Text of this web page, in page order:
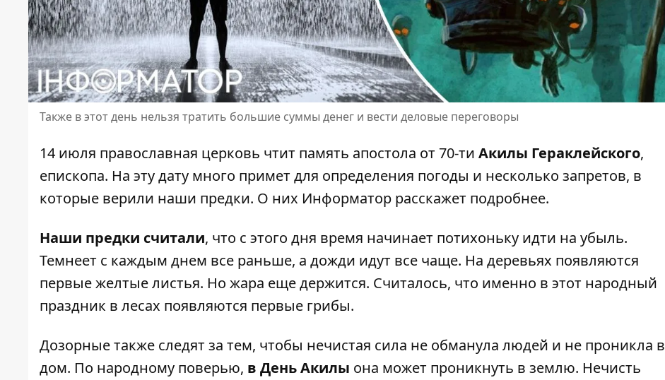
Также в этот день нельзя тратить большие суммы денег и вести деловые переговоры
14 июля православная церковь чтит память апостола от 70-ти Акилы Гераклейского,
епископа. На эту дату много примет для определения погоды и несколько запретов, в
которые верили наши предки. О них Информатор расскажет подробнее.
Наши предки считали, что с этого дня время начинает потихоньку идти на убыль.
Темнеет с каждым днем ​​все раньше, а дожди идут все чаще. На деревьях появляются
первые желтые листья. Но жара еще держится. Считалось, что именно в этот народный
праздник в лесах появляются первые грибы.
Дозорные также следят за тем, чтобы нечистая сила не обманула людей и не проникла в
дом. По народному поверью, в День Акилы она может проникнуть в землю. Нечисть